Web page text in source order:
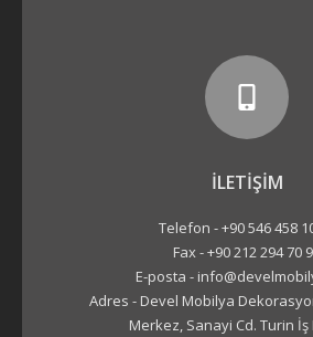
İLETİŞİM
Telefon - +90 546 458
Fax - +90 212 294 70
E-posta -
Adres - Devel Mobilya
Merkez, Sanayi Cd. Turin